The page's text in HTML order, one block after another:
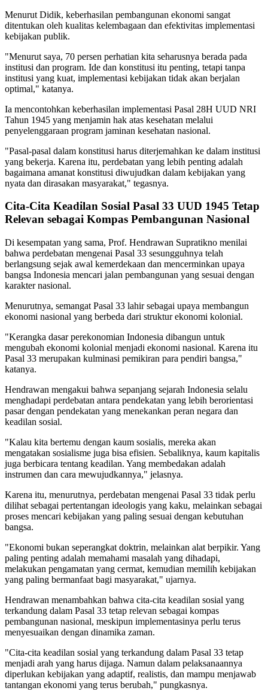
Menurut Didik, keberhasilan pembangunan ekonomi sangat
ditentukan oleh kualitas kelembagaan dan efektivitas implementasi
kebijakan publik.
"Menurut saya, 70 persen perhatian kita seharusnya berada pada
institusi dan program. Ide dan konstitusi itu penting, tetapi tanpa
institusi yang kuat, implementasi kebijakan tidak akan berjalan
optimal," katanya.
Ia mencontohkan keberhasilan implementasi Pasal 28H UUD NRI
Tahun 1945 yang menjamin hak atas kesehatan melalui
penyelenggaraan program jaminan kesehatan nasional.
"Pasal-pasal dalam konstitusi harus diterjemahkan ke dalam institusi
yang bekerja. Karena itu, perdebatan yang lebih penting adalah
bagaimana amanat konstitusi diwujudkan dalam kebijakan yang
nyata dan dirasakan masyarakat," tegasnya.
Cita-Cita Keadilan Sosial Pasal 33 UUD 1945 Tetap
Relevan sebagai Kompas Pembangunan Nasional
Di kesempatan yang sama, Prof. Hendrawan Supratikno menilai
bahwa perdebatan mengenai Pasal 33 sesungguhnya telah
berlangsung sejak awal kemerdekaan dan mencerminkan upaya
bangsa Indonesia mencari jalan pembangunan yang sesuai dengan
karakter nasional.
Menurutnya, semangat Pasal 33 lahir sebagai upaya membangun
ekonomi nasional yang berbeda dari struktur ekonomi kolonial.
"Kerangka dasar perekonomian Indonesia dibangun untuk
mengubah ekonomi kolonial menjadi ekonomi nasional. Karena itu
Pasal 33 merupakan kulminasi pemikiran para pendiri bangsa,"
katanya.
Hendrawan mengakui bahwa sepanjang sejarah Indonesia selalu
menghadapi perdebatan antara pendekatan yang lebih berorientasi
pasar dengan pendekatan yang menekankan peran negara dan
keadilan sosial.
"Kalau kita bertemu dengan kaum sosialis, mereka akan
mengatakan sosialisme juga bisa efisien. Sebaliknya, kaum kapitalis
juga berbicara tentang keadilan. Yang membedakan adalah
instrumen dan cara mewujudkannya," jelasnya.
Karena itu, menurutnya, perdebatan mengenai Pasal 33 tidak perlu
dilihat sebagai pertentangan ideologis yang kaku, melainkan sebagai
proses mencari kebijakan yang paling sesuai dengan kebutuhan
bangsa.
"Ekonomi bukan seperangkat doktrin, melainkan alat berpikir. Yang
paling penting adalah memahami masalah yang dihadapi,
melakukan pengamatan yang cermat, kemudian memilih kebijakan
yang paling bermanfaat bagi masyarakat," ujarnya.
Hendrawan menambahkan bahwa cita-cita keadilan sosial yang
terkandung dalam Pasal 33 tetap relevan sebagai kompas
pembangunan nasional, meskipun implementasinya perlu terus
menyesuaikan dengan dinamika zaman.
"Cita-cita keadilan sosial yang terkandung dalam Pasal 33 tetap
menjadi arah yang harus dijaga. Namun dalam pelaksanaannya
diperlukan kebijakan yang adaptif, realistis, dan mampu menjawab
tantangan ekonomi yang terus berubah," pungkasnya.